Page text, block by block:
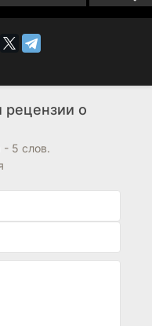
рецензии о
- 5 слов.